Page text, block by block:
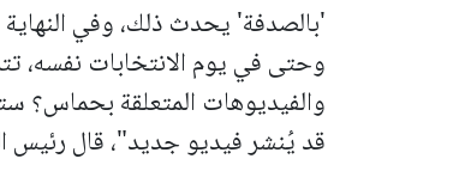
'بالصدفة' يحدث ذلك، وفي
وحتى في يوم الانتخابات نفسه،
والفيديوهات المتعلقة بحماس؟
قد يُنشر فيديو جديد"، قال رئيس